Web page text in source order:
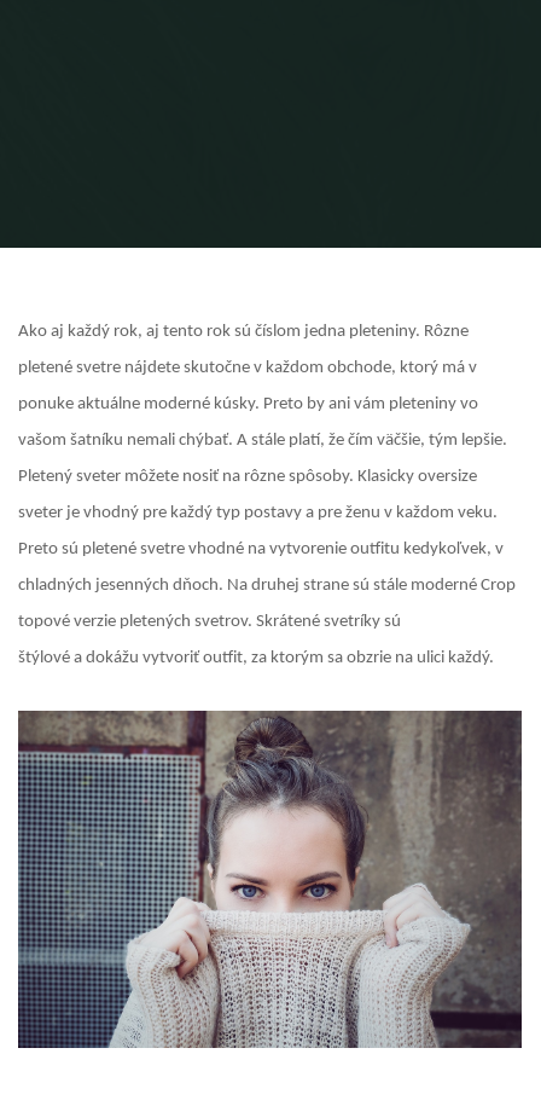
Ako aj každý rok, aj tento rok sú číslom jedna pleteniny. Rôzne
pletené svetre nájdete skutočne v každom obchode, ktorý má v
ponuke aktuálne moderné kúsky. Preto by ani vám pleteniny vo
vašom šatníku nemali chýbať. A stále platí, že čím väčšie, tým lepšie.
Pletený sveter môžete nosiť na rôzne spôsoby. Klasicky oversize
sveter je vhodný pre každý typ postavy a pre ženu v každom veku.
Preto sú pletené svetre vhodné na vytvorenie outfitu kedykoľvek, v
chladných jesenných dňoch. Na druhej strane sú stále moderné Crop
topové verzie pletených svetrov. Skrátené svetríky sú
štýlové a dokážu vytvoriť outfit, za ktorým sa obzrie na ulici každý.